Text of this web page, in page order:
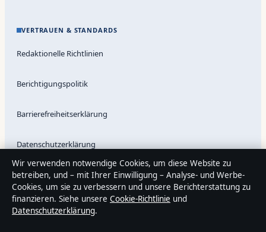
VERTRAUEN & STANDARDS
Redaktionelle Richtlinien
Berichtigungspolitik
Barrierefreiheitserklärung
Datenschutzerklärung
Über Lageanalyse24 in Kürze
Lageanalyse24 ist ein unabhängiger digitaler Nachrichtenanbieter
Wir verwenden notwendige Cookies, um diese Website zu
betreiben, und – mit Ihrer Einwilligung – Analyse- und Werbe-
Cookies, um sie zu verbessern und unsere Berichterstattung zu
finanzieren. Siehe unsere Cookie-Richtlinie und
Datenschutzerklärung.